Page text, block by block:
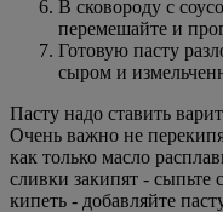
В сковороду с
перемешайте и
Готовую пасту
сыром и
Пасту надо ставить
Очень важно не
как только масло
сливки закипят - сыпьте
кипеть - добавляйте